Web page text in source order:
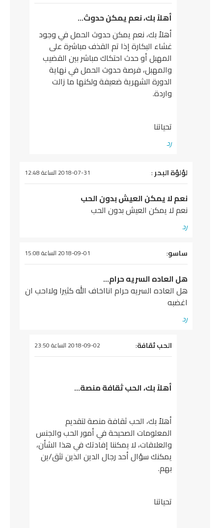
أهلاً بك، نعم يمكن حدوث…
أهلاً بك، نعم يمكن حدوث الحمل في وجود
غشاء البكارة إذا تم القذف مباشرة على
المهبل أو حدث احتكاك مباشر بين القضيب
والمهبل، فرصة حدوث الحمل في نهاية
الدورة الشهرية ضعيفة ولكنها ما زالت
واردة.
تحياتنا
رد
يقول
لؤلؤة البحر: 2018-07-31 الساعة 12:48
نعم لا يمكن العيش بدون الحب
نعم لا يمكن العيش بدون الحب
رد
يقول
ساسو: 2018-09-01 الساعة 15:08
هل العاده السريه حرام…
هل العاده السريه حرام انااخاف الله كثيرا ولااحب ان
اغضبه
رد
يقول
الحب ثقافة: 2018-09-02 الساعة 23:50
أهلاً بك، الحب ثقافة منصة…
أهلاً بك، الحب ثقافة منصة لتقديم
المعلومات الصحيحة في أمور الحب والجنس
والعلاقات، لا يمكننا إفادتك في هذا الشأن،
يمكنك سؤال أحد رجال الدين الذين تثق/ين
بهم.
تحياتنا